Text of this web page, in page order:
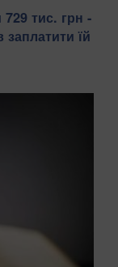
729 тис. грн -
їй